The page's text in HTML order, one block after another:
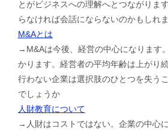
とがビジネスへの理解へとつながりま
らなければ会話にならないのかもしれ
M&Aとは
→M&Aは今後、経営の中心になります
かります。経営者の平均年齢は上がり
行わない企業は選択肢のひとつを失う
でしょうか
人財教育について
→人財はコストではない。企業の中心